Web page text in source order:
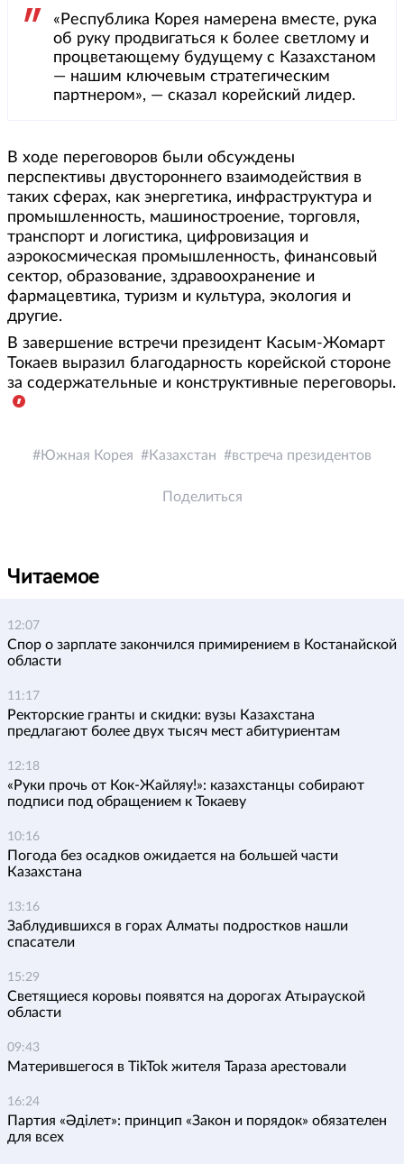
«Республика Корея намерена вместе, рука
об руку продвигаться к более светлому и
процветающему будущему с Казахстаном
— нашим ключевым стратегическим
партнером», — сказал корейский лидер.
В ходе переговоров были обсуждены
перспективы двустороннего взаимодействия в
таких сферах, как энергетика, инфраструктура и
промышленность, машиностроение, торговля,
транспорт и логистика, цифровизация и
аэрокосмическая промышленность, финансовый
сектор, образование, здравоохранение и
фармацевтика, туризм и культура, экология и
другие.
В завершение встречи президент Касым-Жомарт
Токаев выразил благодарность корейской стороне
за содержательные и конструктивные переговоры.
Южная Корея Казахстан встреча президентов
Поделиться
Читаемое
12:07
Спор о зарплате закончился примирением в Костанайской
области
11:17
Ректорские гранты и скидки: вузы Казахстана
предлагают более двух тысяч мест абитуриентам
12:18
«Руки прочь от Кок-Жайляу!»: казахстанцы собирают
подписи под обращением к Токаеву
10:16
Погода без осадков ожидается на большей части
Казахстана
13:16
Заблудившихся в горах Алматы подростков нашли
спасатели
15:29
Светящиеся коровы появятся на дорогах Атырауской
области
09:43
Матерившегося в TikTok жителя Тараза арестовали
16:24
Партия «Әділет»: принцип «Закон и порядок» обязателен
для всех